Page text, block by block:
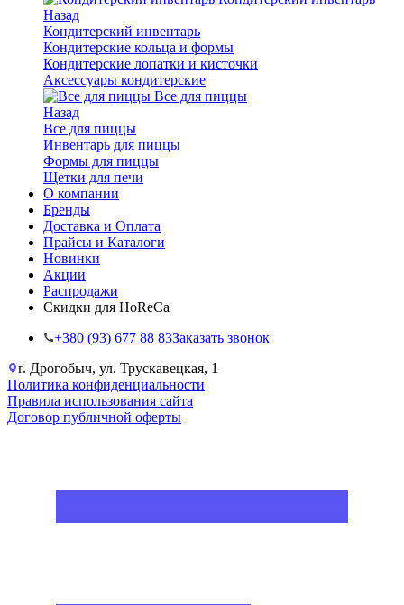
Назад
Кондитерский инвентарь
Кондитерские кольца и формы
Кондитерские лопатки и кисточки
Аксессуары кондитерские
Все для пиццы
Назад
Все для пиццы
Инвентарь для пиццы
Формы для пиццы
Щетки для печи
О компании
Бренды
Доставка и Оплата
Прайсы и Каталоги
Новинки
Акции
Распродажи
Скидки для HoReCa
+38‎0 (93) 677 88 83Заказать звонок
г. Дрогобыч, ул. Трускавецкая, 1
Политика конфиденциальности
Правила использования сайта
Договор публичной оферты